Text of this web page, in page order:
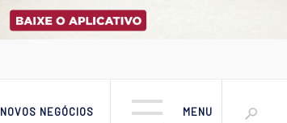
NOVOS NEGÓCIOS MENU